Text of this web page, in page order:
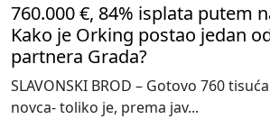
760.000 €, 84% isplata putem
Kako je Orking postao jedan
partnera Grada?
SLAVONSKI BROD – Gotovo 760
novca- toliko je, prema jav...